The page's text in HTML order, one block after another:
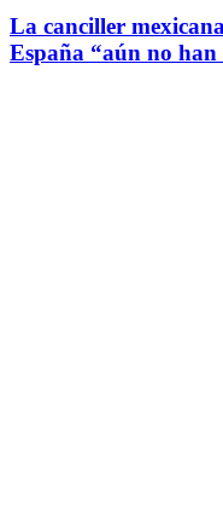
La canciller
España “aún no han